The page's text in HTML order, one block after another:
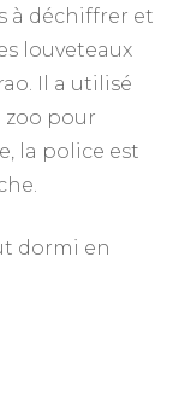
à déchiffrer et
louveteaux
Il a utilisé
zoo pour
la police est
dormi en